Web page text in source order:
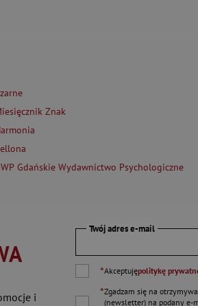
Znak
Gdańskie Wydawnictwo Psychologiczne
i
Twój adres e-mail
*Akceptujępolitykę
*Zgadzam się na
(newsletter) na podanye-